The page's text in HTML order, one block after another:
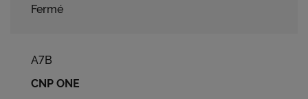
Fermé
A7B
CNP ONE